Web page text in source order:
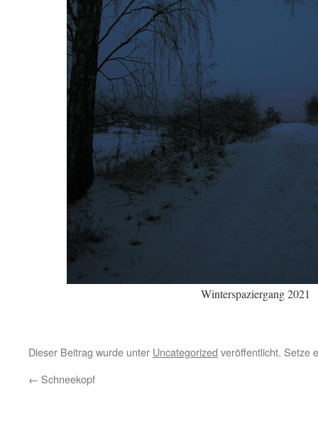
Winterspaziergang 2021
Dieser Beitrag wurde unter Uncategorized veröffentlicht. Setze
← Schneekopf